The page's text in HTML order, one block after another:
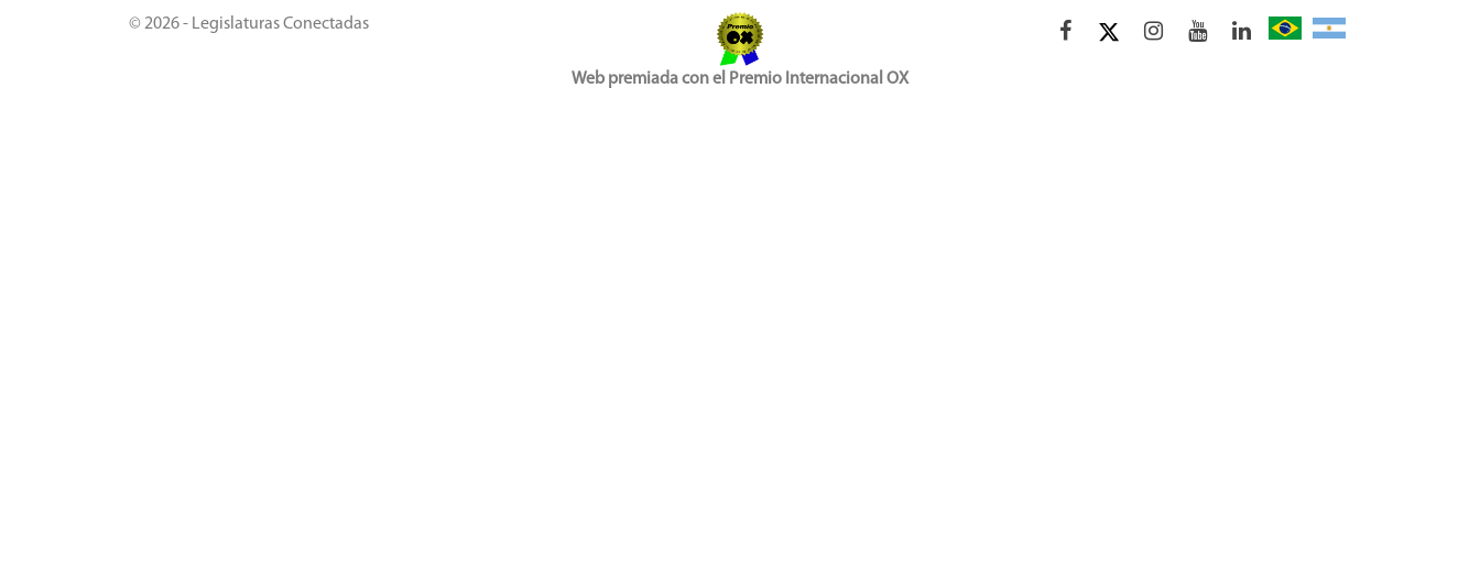
© 2026 - Legislaturas Conectadas
Web premiada con el Premio Internacional OX